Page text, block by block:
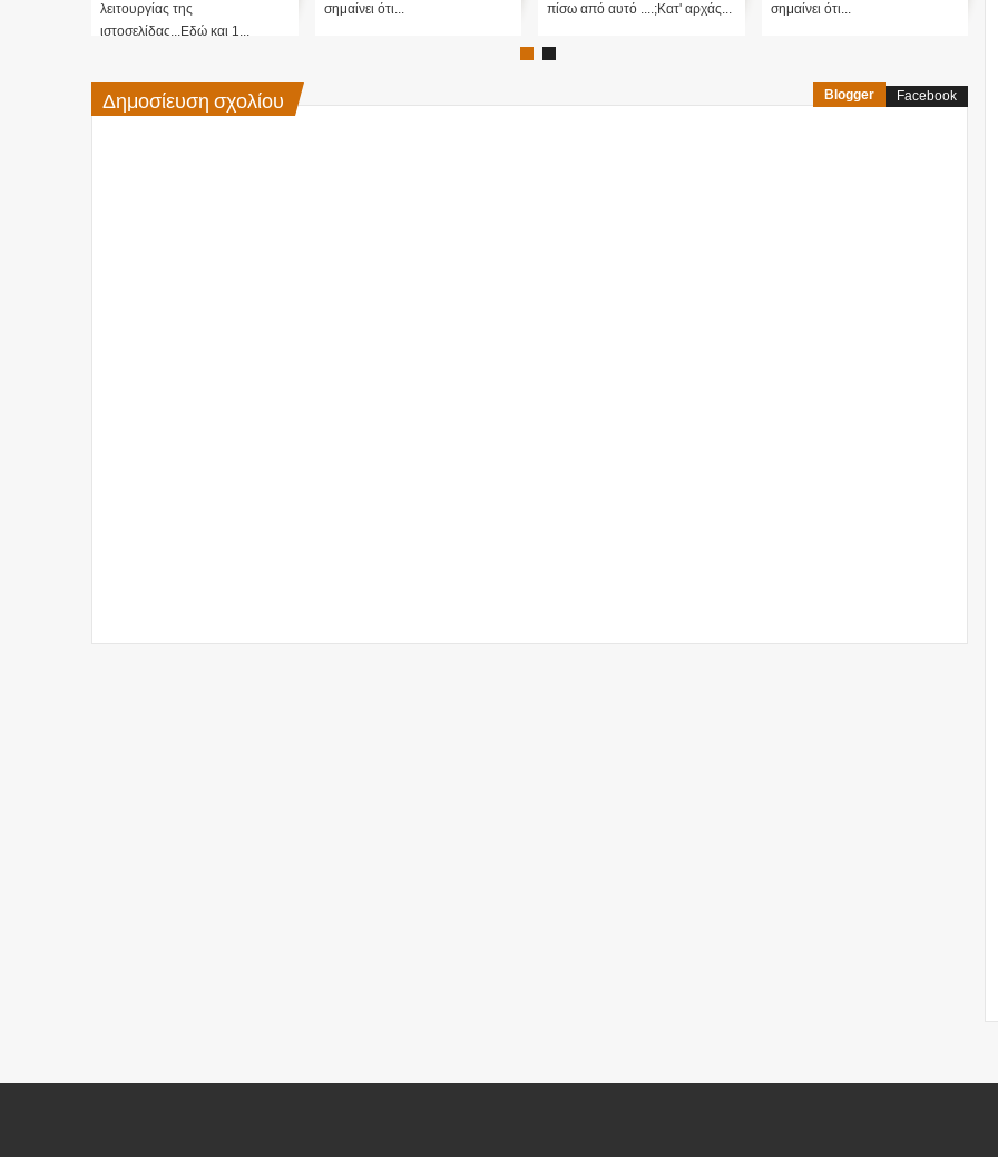
λειτουργίας της
ιστοσελίδας...Εδώ και 1...
σημαίνει ότι...
πίσω από αυτό ....;Κατ' αρχάς...
σημαίνει ότι...
Δημοσίευση σχολίου Blogger Facebook